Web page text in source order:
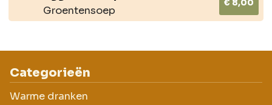
Groentensoep
€ 8,00
Categorieën
Warme dranken